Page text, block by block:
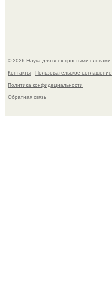
© 2026 Наука для всех простыми словами
Контакты
Пользовательское соглашение
Политика конфидециальности
Обратная связь